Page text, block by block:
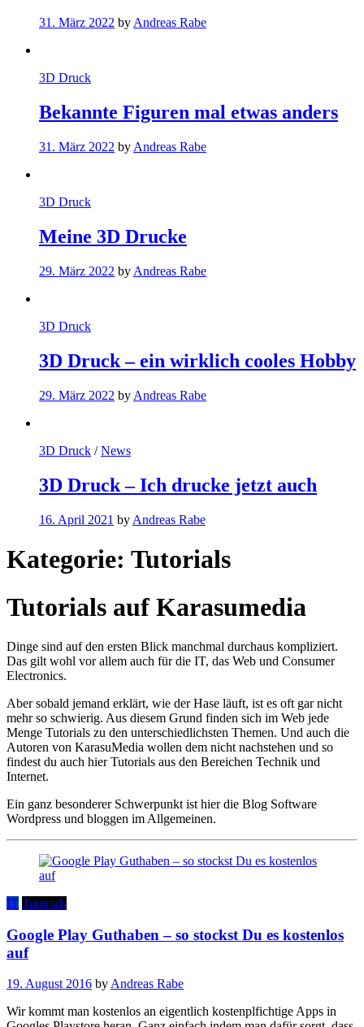
31. März 2022 byAndreas Rabe
3D Druck
Bekannte Figuren mal etwas anders
31. März 2022 by Andreas Rabe
3D Druck
Meine 3D Drucke
29. März 2022 by Andreas Rabe
3D Druck
3D Druck – ein wirklich cooles Hobby
29. März 2022 by Andreas Rabe
3D Druck /News
3D Druck – Ich drucke jetzt auch
16. April 2021 by Andreas Rabe
Kategorie: Tutorials
Tutorials auf Karasumedia
Dinge sind auf den ersten Blick manchmal durchaus kompliziert.
Das gilt wohl vor allem auch für die IT, das Web und Consumer
Electronics.
Aber sobald jemand erklärt, wie der Hase läuft, ist es oft gar nicht
mehr so schwierig. Aus diesem Grund finden sich im Web jede
Menge Tutorials zu den unterschiedlichsten Themen. Und auch die
Autoren von KarasuMedia wollen dem nicht nachstehen und so
findest du auch hier Tutorials aus den Bereichen Technik und
Internet.
Ein ganz besonderer Schwerpunkt ist hier die Blog Software
Wordpress und bloggen im Allgemeinen.
IT Tutorials
Google Play Guthaben – so stockst Du es kostenlos
auf
19. August 2016 byAndreas Rabe
Wir kommt man kostenlos an eigentlich kostenplfichtige Apps in